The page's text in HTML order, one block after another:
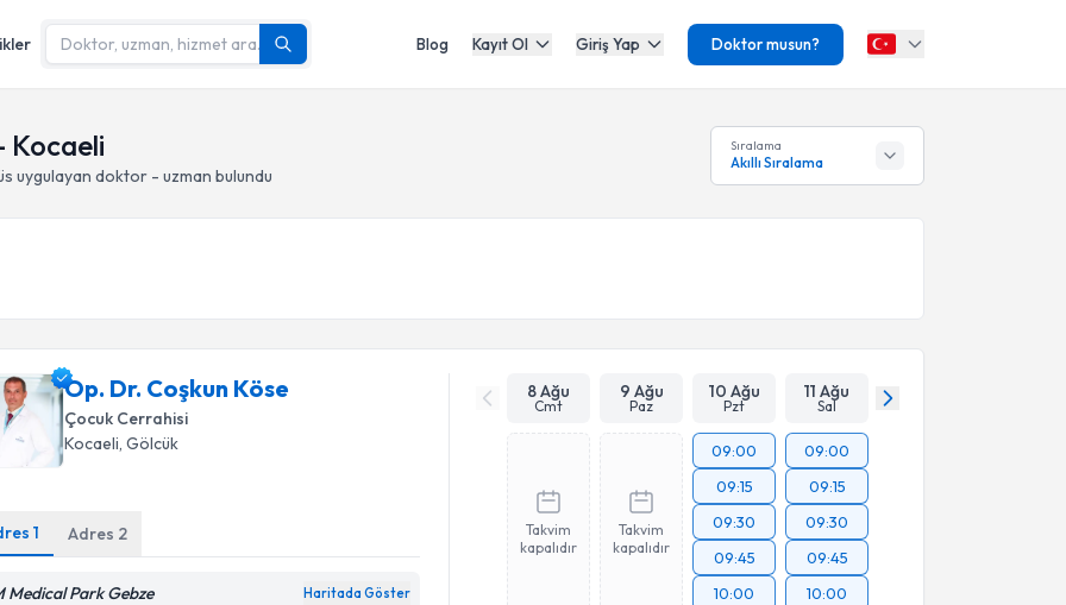
Blog Kayıt Ol Giriş Yap Doktor musun?
Kocaeli
uygulayan doktor - uzman bulundu
Sıralama
Akıllı Sıralama
Op. Dr. Coşkun Köse
Çocuk Cerrahisi
Kocaeli, Gölcük
1 Adres 2
Medical Park Gebze Haritada Göster
8 Ağu
Cmt
9 Ağu
Paz
10 Ağu
Pzt
11 Ağu
Sal
Takvim
kapalıdır
Takvim
kapalıdır
09:00
09:15
09:30
09:45
10:00
09:00
09:15
09:30
09:45
10:00